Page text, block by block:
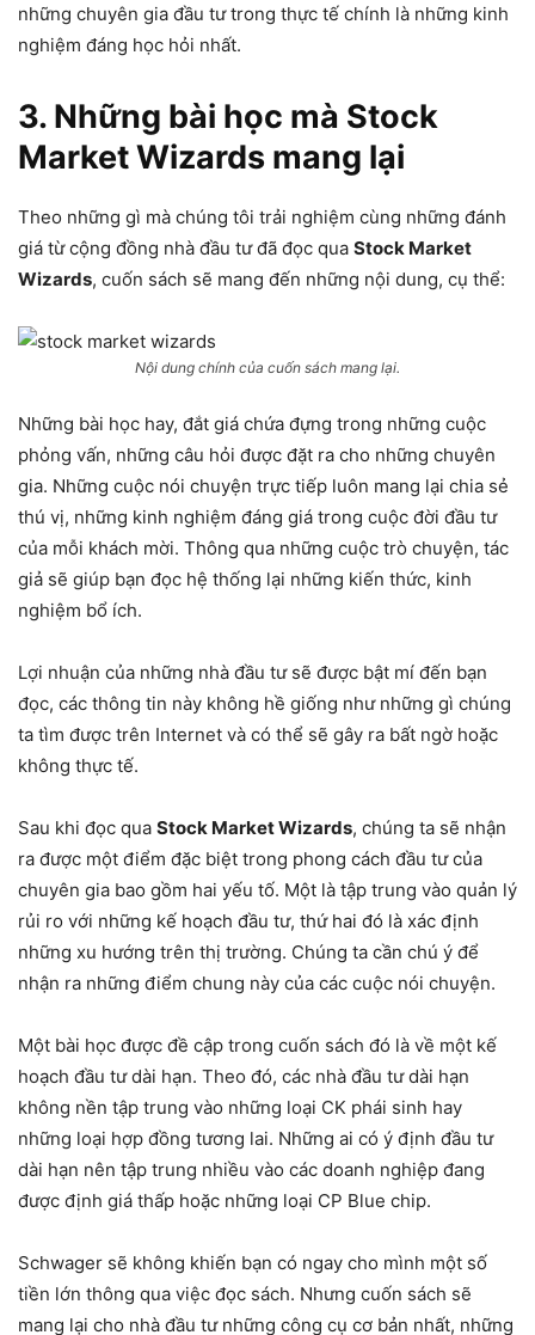
những chuyên gia đầu tư trong thực tế chính là những kinh
nghiệm đáng học hỏi nhất.
3. Những bài học mà Stock
Market Wizards mang lại
Theo những gì mà chúng tôi trải nghiệm cùng những đánh
giá từ cộng đồng nhà đầu tư đã đọc qua Stock Market
Wizards, cuốn sách sẽ mang đến những nội dung, cụ thể:
Nội dung chính của cuốn sách mang lại.
Những bài học hay, đắt giá chứa đựng trong những cuộc
phỏng vấn, những câu hỏi được đặt ra cho những chuyên
gia. Những cuộc nói chuyện trực tiếp luôn mang lại chia sẻ
thú vị, những kinh nghiệm đáng giá trong cuộc đời đầu tư
của mỗi khách mời. Thông qua những cuộc trò chuyện, tác
giả sẽ giúp bạn đọc hệ thống lại những kiến thức, kinh
nghiệm bổ ích.
Lợi nhuận của những nhà đầu tư sẽ được bật mí đến bạn
đọc, các thông tin này không hề giống như những gì chúng
ta tìm được trên Internet và có thể sẽ gây ra bất ngờ hoặc
không thực tế.
Sau khi đọc qua Stock Market Wizards, chúng ta sẽ nhận
ra được một điểm đặc biệt trong phong cách đầu tư của
chuyên gia bao gồm hai yếu tố. Một là tập trung vào quản lý
rủi ro với những kế hoạch đầu tư, thứ hai đó là xác định
những xu hướng trên thị trường. Chúng ta cần chú ý để
nhận ra những điểm chung này của các cuộc nói chuyện.
Một bài học được đề cập trong cuốn sách đó là về một kế
hoạch đầu tư dài hạn. Theo đó, các nhà đầu tư dài hạn
không nền tập trung vào những loại CK phái sinh hay
những loại hợp đồng tương lai. Những ai có ý định đầu tư
dài hạn nên tập trung nhiều vào các doanh nghiệp đang
được định giá thấp hoặc những loại CP Blue chip.
Schwager sẽ không khiến bạn có ngay cho mình một số
tiền lớn thông qua việc đọc sách. Nhưng cuốn sách sẽ
mang lại cho nhà đầu tư những công cụ cơ bản nhất, những